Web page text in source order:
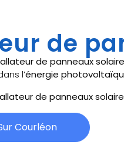
de
de panneaux
l’énergie
de panneaux
Courléon